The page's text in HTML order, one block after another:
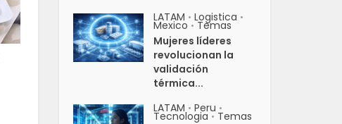
LATAM • Logistica •
Mexico • Temas
Mujeres líderes
revolucionan la
validación
térmica...
LATAM • Peru •
Tecnologia • Temas